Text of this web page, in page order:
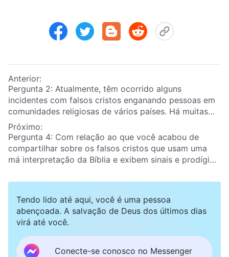
Anterior:
Pergunta 2: Atualmente, têm ocorrido alguns
incidentes com falsos cristos enganando pessoas em
comunidades religiosas de vários países. Há muitas
pessoas na Coreia do Sul que não têm discernimento,
o que as leva a ser enganadas e seguir falsos cristos.
Isso cumpre a profecia do Senhor Jesus: “Se, pois,
alguém vos disser: Eis aqui o Cristo! ou: Ei-lo aí! não
acrediteis; porque hão de surgir falsos cristos e
escolhidos” (Mateus 24:23-24). Pessoalmente, eu
acredito que qualquer pregação que diga que o
Senhor retornou é definitivamente falsa. Não devemos
acreditar nisso para o caso de estarmos sendo
enganados!
Próximo:
Pergunta 4: Com relação ao que você acabou de
compartilhar sobre os falsos cristos que usam uma
má interpretação da Bíblia e exibem sinais e prodígios
discernimento sobre esse aspecto. Mas ainda tenho
afirmam que o Espírito de Deus desceu sobre eles.
Eles se fazem passar pelo Senhor Jesus que retornou
e enganam algumas pessoas. Como podemos
distinguir isso?
Tendo lido até aqui, você é uma pessoa
abençoada. A salvação de Deus dos últimos dias
virá até você.
Conecte-se conosco no Messenger